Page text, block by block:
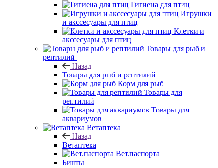
Гигиена для птиц
Игрушки
и акссесуары для птиц
Клетки и
акссесуары для птиц
Товары для рыб и
рептилий
Назад
Товары для рыб и рептилий
Корм для рыб
Товары для
рептилий
Товары для
аквариумов
Ветаптека
Назад
Ветаптека
Вет.паспорта
Бинты